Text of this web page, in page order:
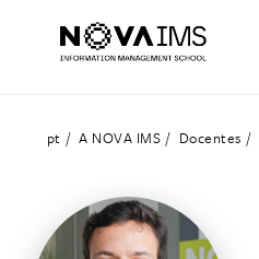
pt A NOVA IMS Docentes